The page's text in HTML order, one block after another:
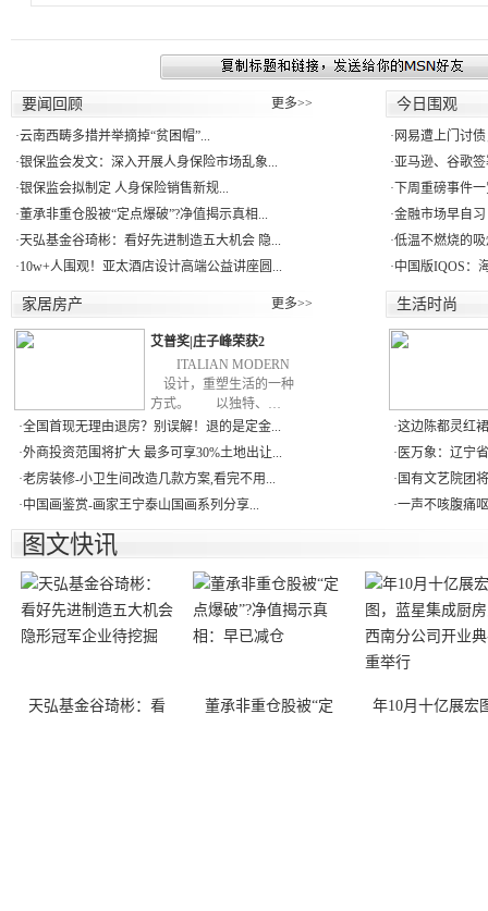
要闻回顾 更多>>
·云南西畴多措并举摘掉“贫困帽”...
·银保监会发文：深入开展人身保险市场乱象...
·银保监会拟制定 人身保险销售新规...
·董承非重仓股被“定点爆破”?净值揭示真相...
·天弘基金谷琦彬：看好先进制造五大机会 隐...
·10w+人围观！亚太酒店设计高端公益讲座圆...
今日围观
· 网易遭上门讨
·亚马逊、谷歌
· 下周重磅事件
·金融市场早自
·低温不燃烧的
·中国版IQOS：
家居房产 更多>>
艾普奖|庄子峰荣获2
ITALIAN MODERN
设计，重塑生活的一种
方式。 以独特、…
·全国首现无理由退房？别误解！退的是定金...
·外商投资范围将扩大 最多可享30%土地出让...
·老房装修-小卫生间改造几款方案,看完不用...
·中国画鉴赏-画家王宁泰山国画系列分享...
生活时尚
·这边陈都灵红
· 医万象：辽宁
· 国有文艺院团
·一声不咳腹痛
图文快讯
天弘基金谷琦彬：看 董承非重仓股被“定 年10月十亿展宏